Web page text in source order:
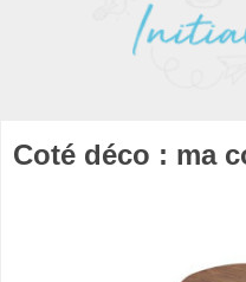
Coté déco : ma